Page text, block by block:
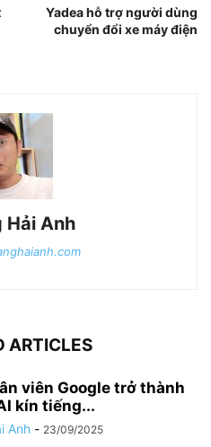
Yadea hỗ trợ người dùng
chuyển đổi xe máy điện
Hải Anh
ARTICLES
viên Google trở thành
kín tiếng...
Anh - 23/09/2025